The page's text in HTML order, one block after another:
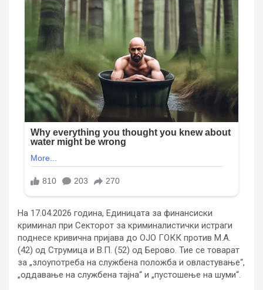
На 17.04.2026 година, Единицата за финансиски
криминал при Секторот за криминалистички истраги
поднесе кривична пријава до ОЈО ГОКК против М.А.
(42) од Струмица и В.П. (52) од Берово. Тие се товарат
за „злоупотреба на службена положба и овластување“,
„оддавање на службена тајна“ и „пустошење на шуми“.